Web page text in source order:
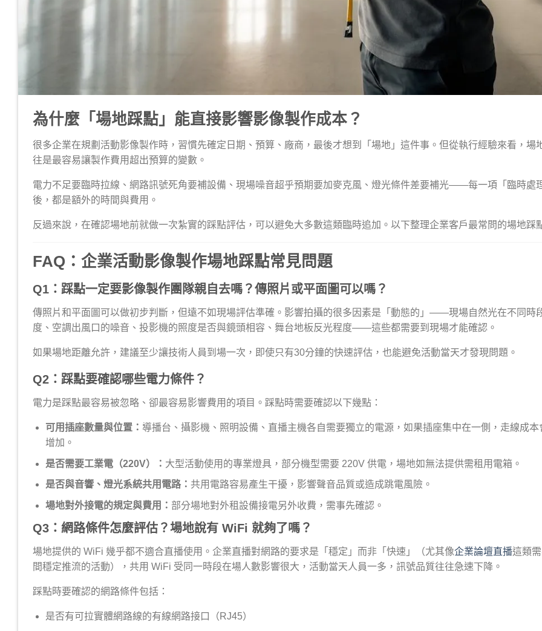
為什麼「場地踩點」能直接影響影像製作成本？
很多企業在規劃活動影像製作時，習慣先確定日期、預算、廠商，最後才想到「場地」這件事。但從執行經驗來看，場
往是最容易讓製作費用超出預算的變數。
電力不足要臨時拉線、網路訊號死角要補設備、現場噪音超乎預期要加麥克風、燈光條件差要補光——每一項「臨時處
後，都是額外的時間與費用。
反過來說，在確認場地前就做一次紮實的踩點評估，可以避免大多數這類臨時追加。以下整理企業客戶最常問的場地踩
FAQ：企業活動影像製作場地踩點常見問題
Q1：踩點一定要影像製作團隊親自去嗎？傳照片或平面圖可以嗎？
傳照片和平面圖可以做初步判斷，但遠不如現場評估準確。影響拍攝的很多因素是「動態的」——現場自然光在不同時
度、空調出風口的噪音、投影機的照度是否與鏡頭相容、舞台地板反光程度——這些都需要到現場才能確認。
如果場地距離允許，建議至少讓技術人員到場一次，即使只有30分鐘的快速評估，也能避免活動當天才發現問題。
Q2：踩點要確認哪些電力條件？
電力是踩點最容易被忽略、卻最容易影響費用的項目。踩點時需要確認以下幾點：
可用插座數量與位置： 導播台、攝影機、照明設備、直播主機各自需要獨立的電源，如果插座集中在一側，走線成本
增加。
是否需要工業電（220V）： 大型活動使用的專業燈具，部分機型需要 220V 供電，場地如無法提供需租用電箱。
是否與音響、燈光系統共用電路： 共用電路容易產生干擾，影響聲音品質或造成跳電風險。
場地對外接電的規定與費用： 部分場地對外租設備接電另外收費，需事先確認。
Q3：網路條件怎麼評估？場地說有 WiFi 就夠了嗎？
場地提供的 WiFi 幾乎都不適合直播使用。企業直播對網路的要求是「穩定」而非「快速」（尤其像企業論壇直播這類
間穩定推流的活動），共用 WiFi 受同一時段在場人數影響很大，活動當天人員一多，訊號品質往往急速下降。
踩點時要確認的網路條件包括：
是否有可拉實體網路線的有線網路接口（RJ45）